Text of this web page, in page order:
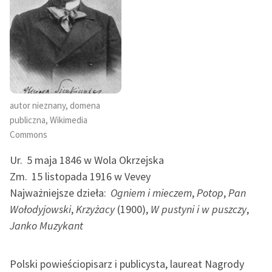
Zasady wykorzystania
Wolnych Lektur
Logotypy
Materiały promocyjne
Polityka prywatności
Regulamin biblioteki
Dane fundacji i
sprawozdania finansowe
Regulamin darowizn
Informacja o treściach
Deklaracja dostępności
scenach amerykańskich.
Spis treści:
Wstęp
I. Pobyt w Londynie. Podróż do Liverpoolu
II. Z Oceanu
III. Pobyt w New Yorku
IV. Koleją Dwóch Oceanów
V. Koleją Dwóch Oceanów
VII. Szkice amerykańskie
VIII. Szkice amerykańskie
IX. Szkice amerykańskie. Z puszczy
X. Szkice amerykańskie. Z puszczy
XI. Szkice amerykańskie
XIII. Szkice amerykańskie
autor nieznany, domena
publiczna, Wikimedia
Commons
Ur. 5 maja 1846 w Wola Okrzejska
Zm. 15 listopada 1916 w Vevey
Najważniejsze dzieła: Ogniem i mieczem,Potop,Pan
Wołodyjowski,Krzyżacy(1900), W pustyni i w puszczy,
Janko Muzykant
Polski powieściopisarz i publicysta, laureat Nagrody